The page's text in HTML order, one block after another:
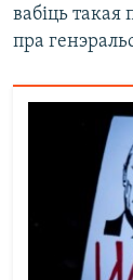
вабіць
пра